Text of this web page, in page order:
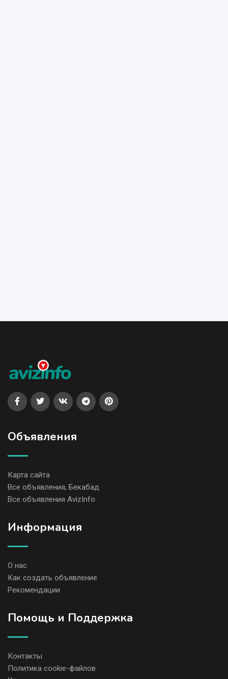
Объявления
Карта сайта
Все объявления, Бекабад
Все объявления AvizInfo
Информация
О нас
Как создать объявление
Рекомендации
Помощь и Поддержка
Контакты
Политика cookie-файлов